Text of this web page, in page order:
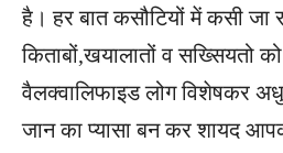
है। हर बात कसौटियों में कसी जा
किताबों,खयालातों व सख्सियतो
वैलक्वालिफाइड लोग विशेषकर
जान का प्यासा बन कर शायद